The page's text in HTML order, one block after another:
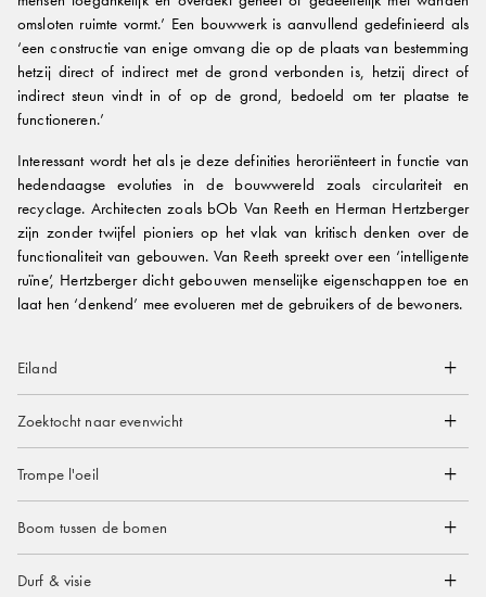
omsloten ruimte vormt.’ Een bouwwerk is aanvullend gedefinieerd als
‘een constructie van enige omvang die op de plaats van bestemming
hetzij direct of indirect met de grond verbonden is, hetzij direct of
indirect steun vindt in of op de grond, bedoeld om ter plaatse te
functioneren.’
Interessant wordt het als je deze definities heroriënteert in functie van
hedendaagse evoluties in de bouwwereld zoals circulariteit en
recyclage. Architecten zoals bOb Van Reeth en Herman Hertzberger
zijn zonder twijfel pioniers op het vlak van kritisch denken over de
functionaliteit van gebouwen. Van Reeth spreekt over een ‘intelligente
ruïne’, Hertzberger dicht gebouwen menselijke eigenschappen toe en
laat hen ‘denkend’ mee evolueren met de gebruikers of de bewoners.
Eiland
Zoektocht naar evenwicht
Trompe l'oeil
Boom tussen de bomen
Durf & visie